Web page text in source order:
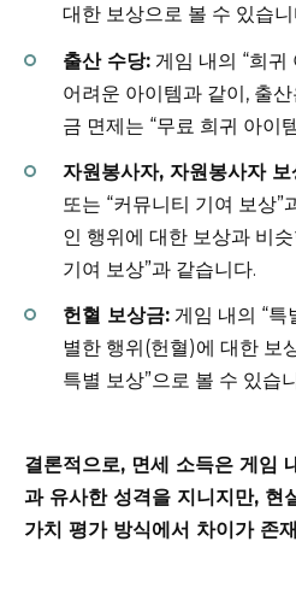
대한 보상으로 볼 수 있습니
출산 수당: 게임 내의 “희귀
어려운 아이템과 같이, 출
금 면제는 “무료 희귀 아이
자원봉사자, 자원봉사자 보
또는 “커뮤니티 기여 보상”
인 행위에 대한 보상과 비
기여 보상”과 같습니다.
헌혈 보상금: 게임 내의 “특
별한 행위(헌혈)에 대한 보
특별 보상”으로 볼 수 있습
결론적으로, 면세 소득은 게임
과 유사한 성격을 지니지만, 현
가치 평가 방식에서 차이가 존